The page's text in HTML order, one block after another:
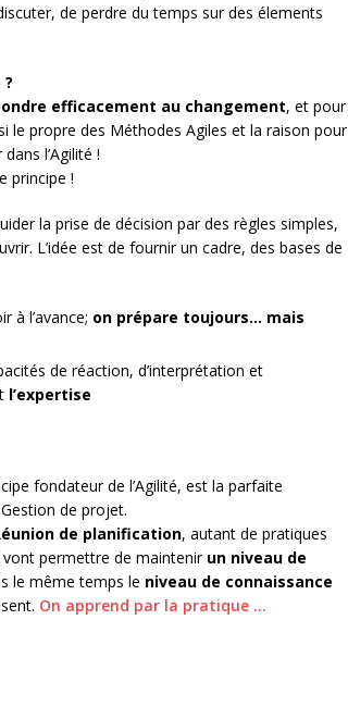
de perdre du temps sur des élements
efficacement au changement, et pour
le propre des Méthodes Agiles et la raison pour
l’Agilité !
principe !
la prise de décision par des règles simples,
L’idée est de fournir un cadre, des bases de
à l’avance; on prépare toujours… mais
de réaction, d’interprétation et
l’expertise
fondateur de l’Agilité, est la parfaite
de projet.
de planification, autant de pratiques
permettre de maintenirun niveau de
le même temps le niveau de connaissance
On apprend par la pratique …